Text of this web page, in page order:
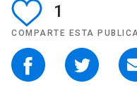
1
COMPARTE ESTA